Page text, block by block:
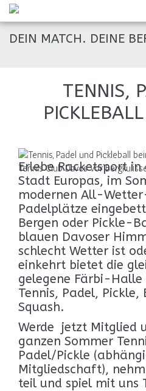
HOME
JUNIOREN
ÜBER UNS
DEIN MATCH. DEINE
TENNIS,
Erlebe Racketsport in
Stadt Europas, im
modernen All-
Padelplätze
Bergen oder Pickle-
blauen Davoser
schlecht Wetter ist
einkehrt bietet die
gelegene Färbi-
Tennis, Padel,
Squash.
Werde jetzt Mitglied
ganzen Sommer
Padel/Pickle
Mitgliedschaft),
teil und spiel mit uns